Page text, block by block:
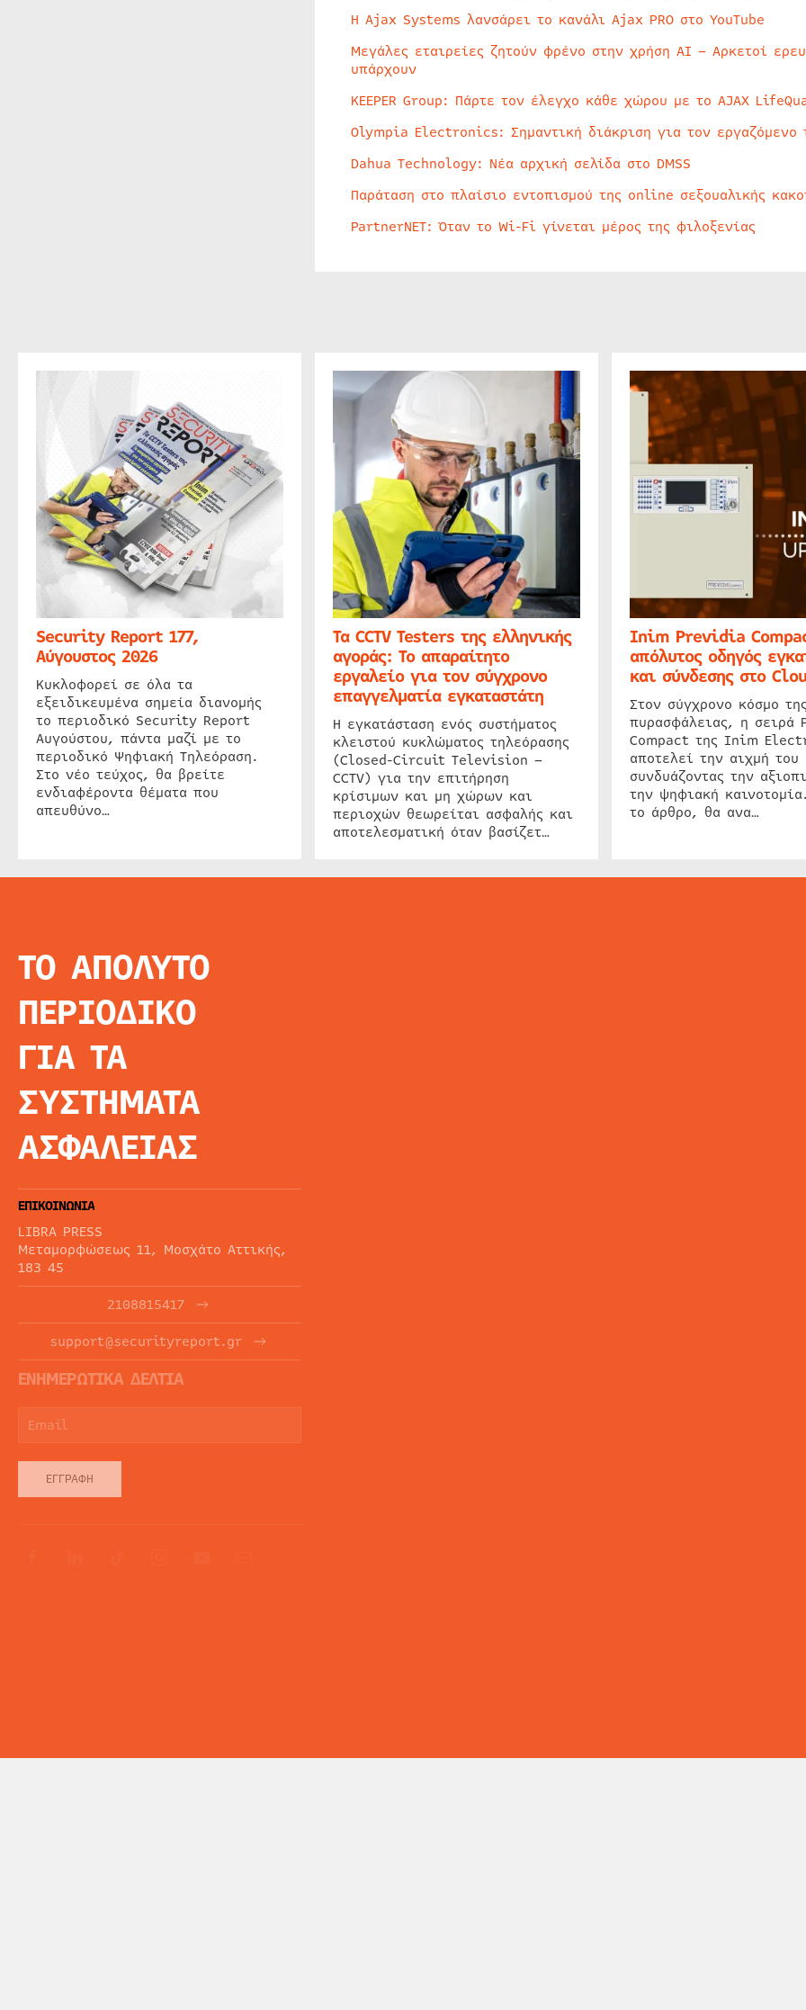
Η Ajax Systems λανσάρει το κανάλι Ajax PRO στο YouTube
Μεγάλες εταιρείες ζητούν φρένο στην χρήση AI – Αρκετοί
υπάρχουν
KEEPER Group: Πάρτε τον έλεγχο κάθε χώρου με το AJAX
Olympia Electronics: Σημαντική διάκριση για τον εργαζόμενο
Dahua Technology: Νέα αρχική σελίδα στο DMSS
Παράταση στο πλαίσιο εντοπισμού της online σεξουαλικής
PartnerNET: Όταν το Wi-Fi γίνεται μέρος της φιλοξενίας
Security Report 177,
Αύγουστος 2026
Κυκλοφορεί σε όλα τα
εξειδικευμένα σημεία διανομής
το περιοδικό Security Report
Αυγούστου, πάντα μαζί με το
περιοδικό Ψηφιακή Τηλεόραση.
Στο νέο τεύχος, θα βρείτε
ενδιαφέροντα θέματα που
απευθύνο…
Τα CCTV Testers της ελληνικής
αγοράς: Το απαραίτητο
εργαλείο για τον σύγχρονο
επαγγελματία εγκαταστάτη
Η εγκατάσταση ενός συστήματος
κλειστού κυκλώματος τηλεόρασης
(Closed-Circuit Television –
CCTV) για την επιτήρηση
κρίσιμων και μη χώρων και
περιοχών θεωρείται ασφαλής και
αποτελεσματική όταν βασίζετ…
Inim Previdia
απόλυτος οδηγός
και σύνδεσης στο
Στον σύγχρονο κόσμο της
πυρασφάλειας, η σειρά
Compact της Inim
αποτελεί την αιχμή του
συνδυάζοντας την
την ψηφιακή
το άρθρο, θα ανα…
ΤΟ ΑΠΟΛΥΤΟ
ΠΕΡΙΟΔΙΚΟ
ΓΙΑ ΤΑ
ΣΥΣΤΗΜΑΤΑ
ΑΣΦΑΛΕΙΑΣ
ΕΠΙΚΟΙΝΩΝΙΑ
LIBRA PRESS
Μεταμορφώσεως 11, Μοσχάτο Αττικής,
183 45
2108815417
support@securityreport.gr
ΕΝΗΜΕΡΩΤΙΚΑ ΔΕΛΤΙΑ
ΕΓΓΡΑΦΉ